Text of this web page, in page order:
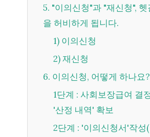
5. "이의신청"과 "재신청", 헷갈리면 시간
을 허비하게 됩니다.
1) 이의신청
2) 재신청
6. 이의신청, 어떻게 하나요?
1단계 : 사회보장급여 결정 통지서와
'산정 내역' 확보
2단계 : '이의신청서'작성(이유는 짧고